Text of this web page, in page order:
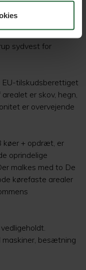
sydvest for
tilskudsberettiget
er skov, hegn,
er overvejende
køer + opdræt, er
oprindelige
malkes med to De
kørefaste arealer
maskiner, besætning